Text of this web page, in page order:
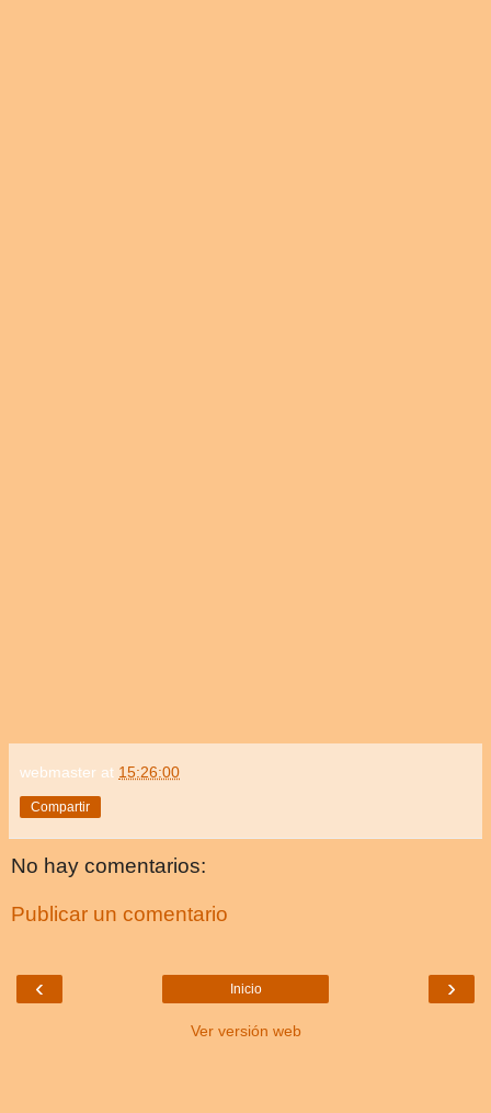
webmaster at 15:26:00
Compartir
No hay comentarios:
Publicar un comentario
‹ ›
Inicio
Ver versión web